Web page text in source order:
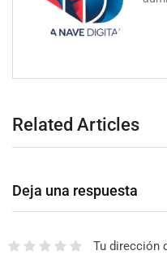
Related Articles
Deja una respuesta
Tu dirección